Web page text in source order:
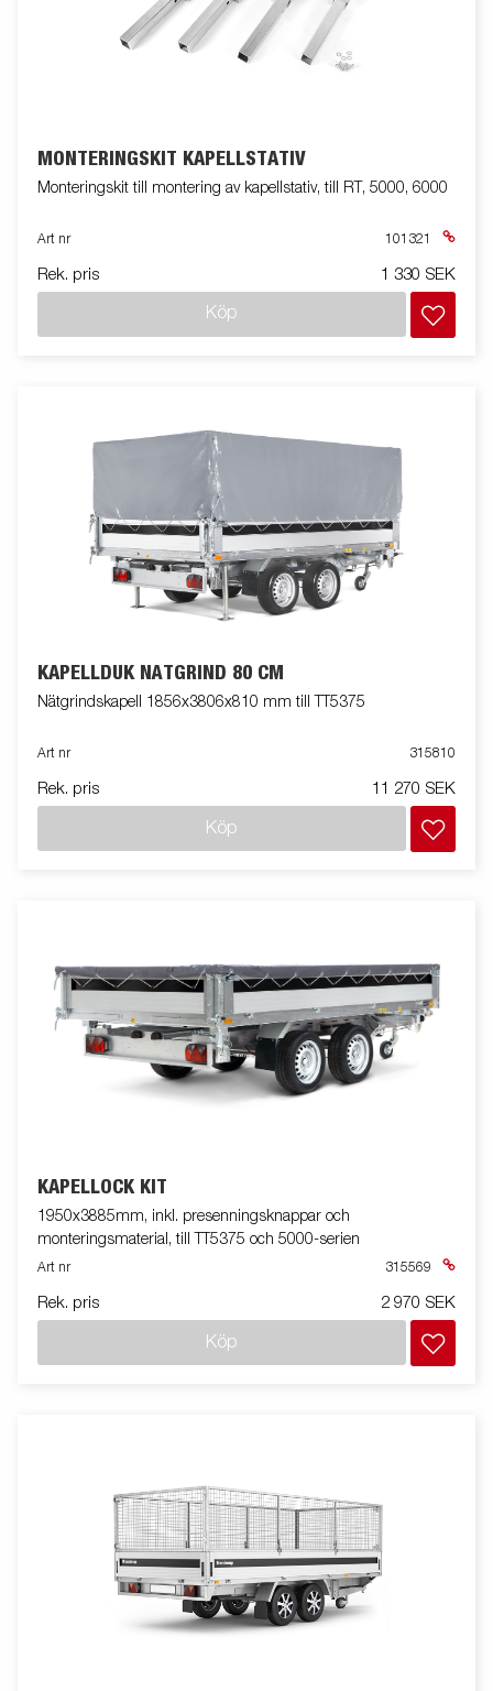
MONTERINGSKIT KAPELLSTATIV
Monteringskit till montering av kapellstativ, till RT, 5000, 6000
Art nr 101321
Rek. pris 1 330 SEK
Köp
KAPELLDUK NÄTGRIND 80 CM
Nätgrindskapell 1856x3806x810 mm till TT5375
Art nr 315810
Rek. pris 11 270 SEK
Köp
KAPELLOCK KIT
1950x3885mm, inkl. presenningsknappar och
monteringsmaterial, till TT5375 och 5000-serien
Art nr 315569
Rek. pris 2 970 SEK
Köp